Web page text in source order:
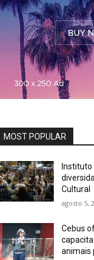
MOST POPULAR
Instituto
Cultural
agosto 5,
Cebus
animais